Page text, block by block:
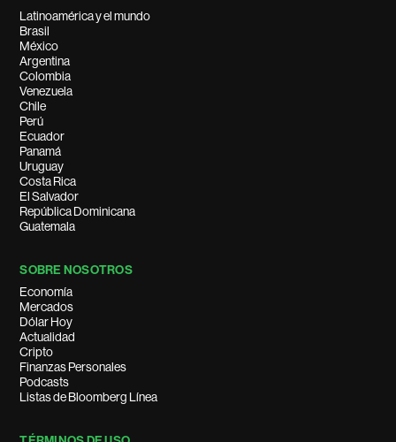
Latinoamérica y el mundo
Brasil
México
Argentina
Colombia
Venezuela
Chile
Perú
Ecuador
Panamá
Uruguay
Costa Rica
El Salvador
República Dominicana
Guatemala
SOBRE NOSOTROS
Economía
Mercados
Dólar Hoy
Actualidad
Cripto
Finanzas Personales
Podcasts
Listas de Bloomberg Línea